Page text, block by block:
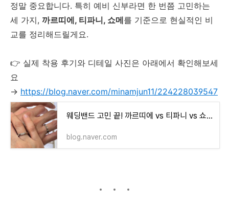
정말 중요합니다. 특히 예비 신부라면 한 번쯤 고민하는
세 가지, 까르띠에, 티파니, 쇼메를 기준으로 현실적인 비
교를 정리해드릴게요.
👉 실제 착용 후기와 디테일 사진은 아래에서 확인해보세
요
→ https://blog.naver.com/minamjun11/224228039547
웨딩밴드 고민 끝! 까르띠에 vs 티파니 vs 쇼메 솔직 비교(+가격 총정리)
blog.naver.com